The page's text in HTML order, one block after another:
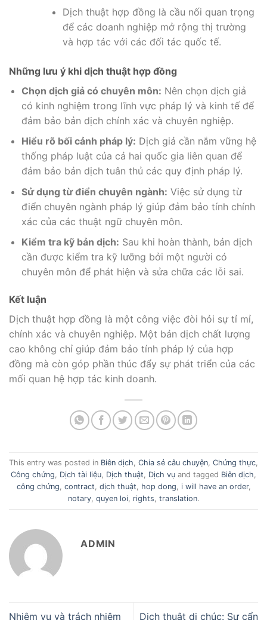
Dịch thuật hợp đồng là cầu nối quan trọng
để các doanh nghiệp mở rộng thị trường
và hợp tác với các đối tác quốc tế.
Những lưu ý khi dịch thuật hợp đồng
Chọn dịch giả có chuyên môn: Nên chọn dịch giả
có kinh nghiệm trong lĩnh vực pháp lý và kinh tế để
đảm bảo bản dịch chính xác và chuyên nghiệp.
Hiểu rõ bối cảnh pháp lý: Dịch giả cần nắm vững hệ
thống pháp luật của cả hai quốc gia liên quan để
đảm bảo bản dịch tuân thủ các quy định pháp lý.
Sử dụng từ điển chuyên ngành: Việc sử dụng từ
điển chuyên ngành pháp lý giúp đảm bảo tính chính
xác của các thuật ngữ chuyên môn.
Kiểm tra kỹ bản dịch: Sau khi hoàn thành, bản dịch
cần được kiểm tra kỹ lưỡng bởi một người có
chuyên môn để phát hiện và sửa chữa các lỗi sai.
Kết luận
Dịch thuật hợp đồng là một công việc đòi hỏi sự tỉ mỉ,
chính xác và chuyên nghiệp. Một bản dịch chất lượng
cao không chỉ giúp đảm bảo tính pháp lý của hợp
đồng mà còn góp phần thúc đẩy sự phát triển của các
mối quan hệ hợp tác kinh doanh.
This entry was posted in Biên dịch Chia sẻ câu chuyện Chứng thực
Công chứng
Dịch tài liệu Dịch thuật Dịch vụ and tagged Biên dịch
công chứng contract dịch thuật hop dong i will have an order,
notary, quyen loi, rights translation.
ADMIN
Nhiệm vụ và trách nhiệm
Dịch thuật di chúc: Sự cẩn